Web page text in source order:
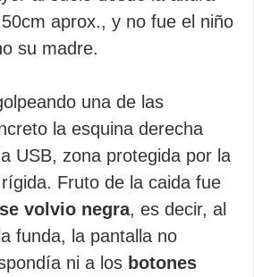
aprox., y no fue el niño
su madre.
una de las
la esquina derecha
USB, zona protegida por la
Fruto de la caida fue
volvio negra, es decir, al
funda, la pantalla no
ni a los botones